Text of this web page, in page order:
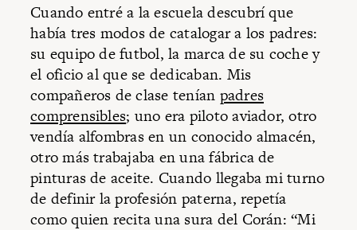
Cuando entré a la escuela descubrí que
había tres modos de catalogar a los padres:
su equipo de futbol, la marca de su coche y
el oficio al que se dedicaban. Mis
compañeros de clase tenían padres
comprensibles; uno era piloto aviador, otro
vendía alfombras en un conocido almacén,
otro más trabajaba en una fábrica de
pinturas de aceite. Cuando llegaba mi turno
de definir la profesión paterna, repetía
como quien recita una sura del Corán: “Mi